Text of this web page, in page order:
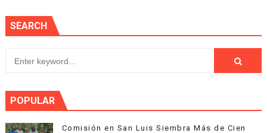
SEARCH
POPULAR
Comisión en San Luis Siembra Más de Cien